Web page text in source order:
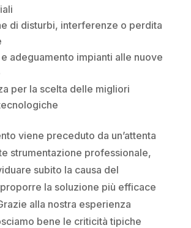
di disturbi, interferenze o perdita
adeguamento impianti alle nuove
per la scelta delle migliori
viene preceduto da un’attenta
strumentazione professionale,
subito la causa del
la soluzione più efficace
alla nostra esperienza
bene le criticità tipiche